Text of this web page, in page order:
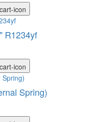
Spring)